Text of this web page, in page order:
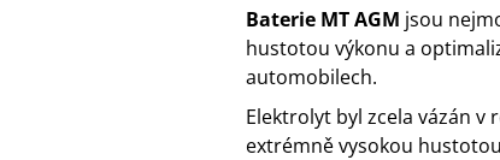
Baterie MT AGM jsou
hustotou výkonu a
automobilech.
Elektrolyt byl zcela vázán v
extrémně vysokou